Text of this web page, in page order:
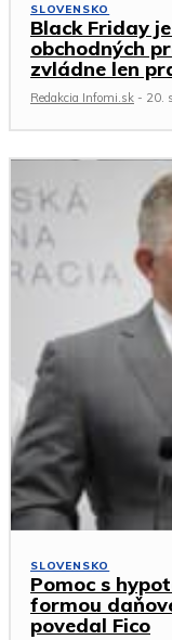
SLOVENSKO
Black Friday
obchodných
zvládne len
Redakcia Infomi.sk - 20.
SLOVENSKO
Pomoc s
formou
povedal Fico